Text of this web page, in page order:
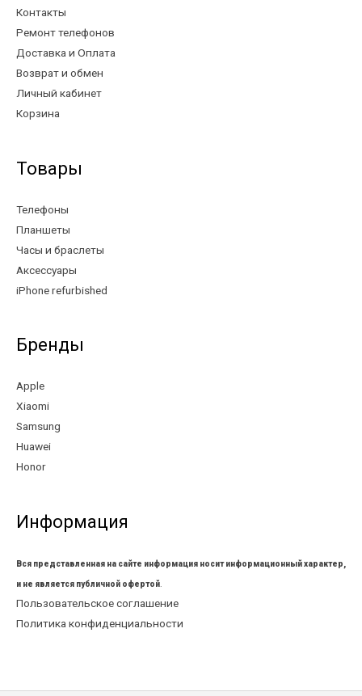
Контакты
Ремонт телефонов
Доставка и Оплата
Возврат и обмен
Личный кабинет
Корзина
Товары
Телефоны
Планшеты
Часы и браслеты
Аксессуары
iPhone refurbished
Бренды
Apple
Xiaomi
Samsung
Huawei
Honor
Информация
Вся представленная на сайте информация носит информационный характер,
и не является публичной офертой
Пользовательское соглашение
Политика конфиденциальности